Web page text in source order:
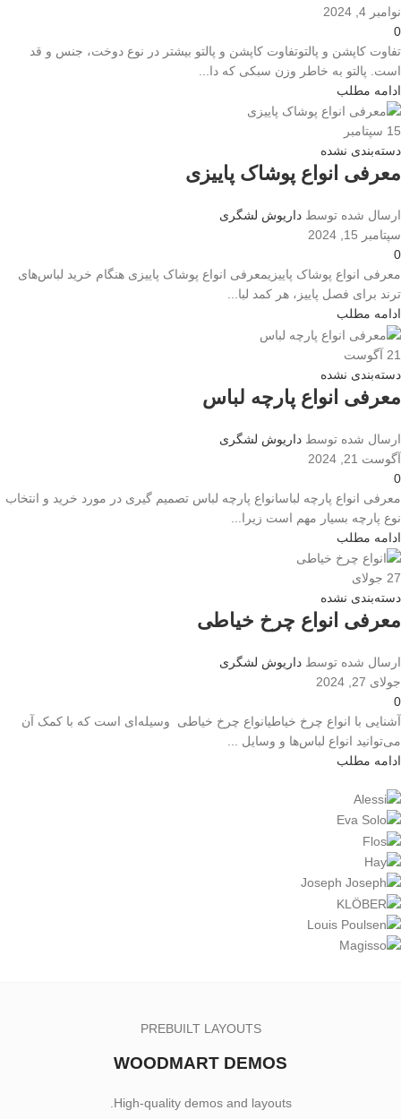
نوامبر 4, 2024
0
تفاوت کاپشن و پالتوتفاوت کاپشن و پالتو بیشتر در نوع دوخت، جنس و قد
است. پالتو به خاطر وزن سبکی که دا...
ادامه مطلب
15 سپتامبر
دسته‌بندی نشده
معرفی انواع پوشاک پاییزی
ارسال شده توسط داریوش لشگری
سپتامبر 15, 2024
0
معرفی انواع پوشاک پاییزیمعرفی انواع پوشاک پاییزی هنگام خرید لباس‌های
ترند برای فصل پاییز، هر کمد لبا...
ادامه مطلب
21 آگوست
دسته‌بندی نشده
معرفی انواع پارچه لباس
ارسال شده توسط داریوش لشگری
آگوست 21, 2024
0
معرفی انواع پارچه لباسانواع پارچه لباس تصمیم گیری در مورد خرید و انتخاب
نوع پارچه بسیار مهم است زیرا...
ادامه مطلب
27 جولای
دسته‌بندی نشده
معرفی انواع چرخ خیاطی
ارسال شده توسط داریوش لشگری
جولای 27, 2024
0
آشنایی با انواع چرخ خیاطیانواع چرخ خیاطی وسیله‌ای است که با کمک آن
می‌توانید انواع لباس‌ها و وسایل ...
ادامه مطلب
PREBUILT LAYOUTS
WOODMART DEMOS
High-quality demos and layouts.